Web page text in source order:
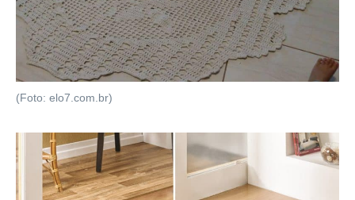
(Foto: elo7.com.br)